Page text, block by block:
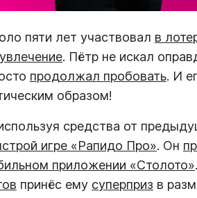
пяти лет участвовал в
увлечение. Пётр не искал
продолжал пробовать. И
образом!
средства от
игре «Рапидо Про». Он
приложении «Столото»
принёс ему суперприз в